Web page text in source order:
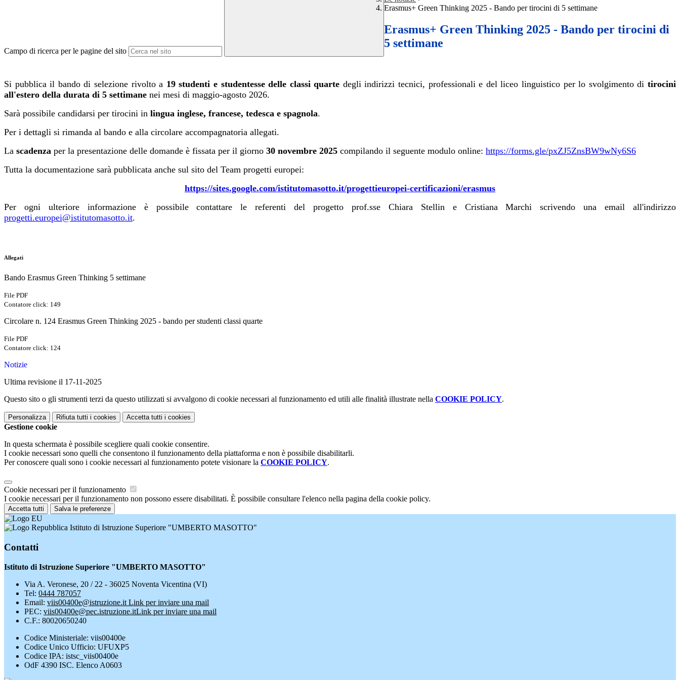
Campo di ricerca per le pagine del sito
Erasmus+ Green Thinking 2025 - Bando per tirocini di 5 settimane
Erasmus+ Green Thinking 2025 - Bando per tirocini di
5 settimane
Si pubblica il bando di selezione rivolto a 19 studenti e studentesse delle classi quarte degli indirizzi tecnici, professionali e del liceo linguistico per lo svolgimento ditirocini
all'estero della durata di 5 settimane nei mesi di maggio-agosto 2026.
Sarà possibile candidarsi per tirocini in lingua inglese, francese, tedesca e spagnola.
Per i dettagli si rimanda al bando e alla circolare accompagnatoria allegati.
La scadenza per la presentazione delle domande è fissata per il giorno 30 novembre 2025 compilando il seguente modulo online: https://forms.gle/pxZJ5ZnsBW9wNy6S6
Tutta la documentazione sarà pubblicata anche sul sito del Team progetti europei:
https://sites.google.com/istitutomasotto.it/progettieuropei-certificazioni/erasmus
Per ogni ulteriore informazione è possibile contattare le referenti del progetto prof.sse Chiara Stellin e Cristiana Marchi scrivendo una email all'indirizzo
progetti.europei@istitutomasotto.it.
Allegati
Bando Erasmus Green Thinking 5 settimane
File PDF
Contatore click: 149
Circolare n. 124 Erasmus Green Thinking 2025 - bando per studenti classi quarte
File PDF
Contatore click: 124
Notizie
Ultima revisione il 17-11-2025
Questo sito o gli strumenti terzi da questo utilizzati si avvalgono di cookie necessari al funzionamento ed utili alle finalità illustrate nella COOKIE POLICY.
Personalizza Rifiuta tutti i cookies Accetta tutti i cookies
Gestione cookie
In questa schermata è possibile scegliere quali cookie consentire.
I cookie necessari sono quelli che consentono il funzionamento della piattaforma e non è possibile disabilitarli.
Per conoscere quali sono i cookie necessari al funzionamento potete visionare la COOKIE POLICY.
Cookie necessari per il funzionamento
I cookie necessari per il funzionamento non possono essere disabilitati. È possibile consultare l'elenco nella pagina della cookie policy.
Accetta tutti Salva le preferenze
Istituto di Istruzione Superiore "UMBERTO MASOTTO"
Contatti
Istituto di Istruzione Superiore "UMBERTO MASOTTO"
Via A. Veronese, 20 / 22 - 36025 Noventa Vicentina (VI)
Tel: 0444 787057
Email: viis00400e@istruzione.it Link per inviare una mail
PEC: viis00400e@pec.istruzione.itLink per inviare una mail
C.F.: 80020650240
Codice Ministeriale: viis00400e
Codice Unico Ufficio: UFUXP5
Codice IPA: istsc_viis00400e
OdF 4390 ISC. Elenco A0603